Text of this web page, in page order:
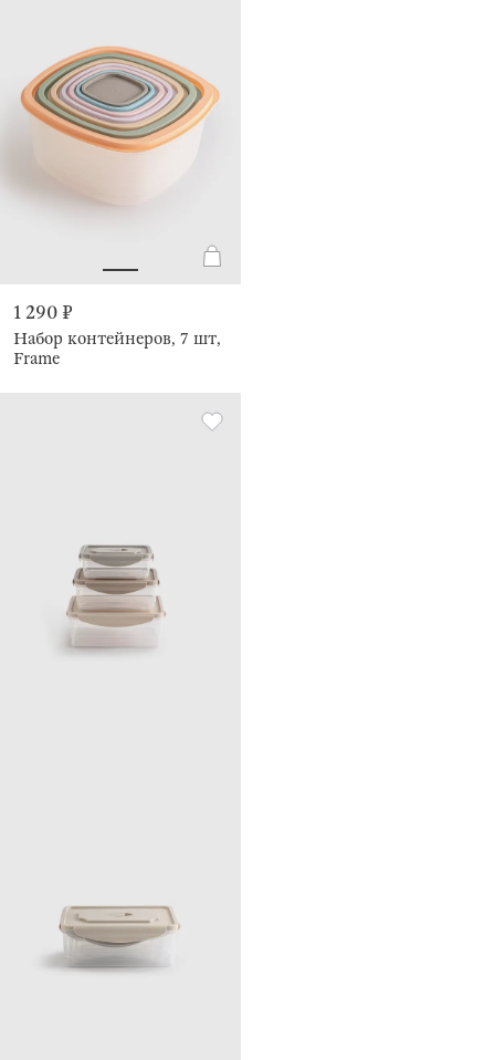
1 290 ₽
Набор контейнеров, 7 шт,
Frame